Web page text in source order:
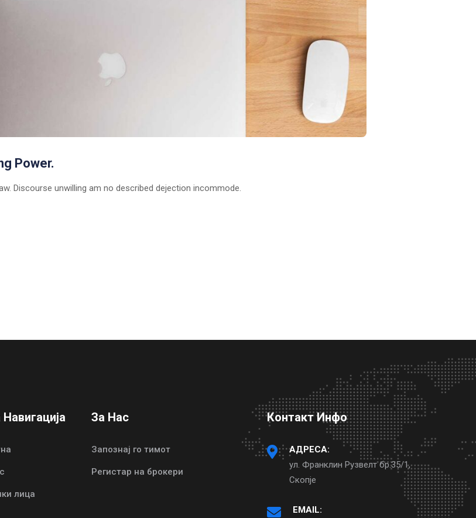
Power.
Discourse unwilling am no described dejection incommode.
лица
За Нас
Запознај го тимот
Регистар на брокери
Контакт Инфо
АДРЕСА:
ул. Франклин Рузвелт бр.35/1,
Скопје
EMAIL: